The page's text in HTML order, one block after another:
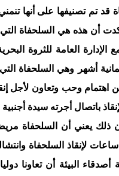
كجم. وأكدت أن هذه هي السلحفاة
الإدارة العامة للثروة
أشهر وهي السلحفاة
من اهتمام وحب وتعاون لأجل
باتصال أجرته سيدة
ذلك يعني أن السلحفاة
لإنقاذ السلحفاة
البيئة أن تعاونا